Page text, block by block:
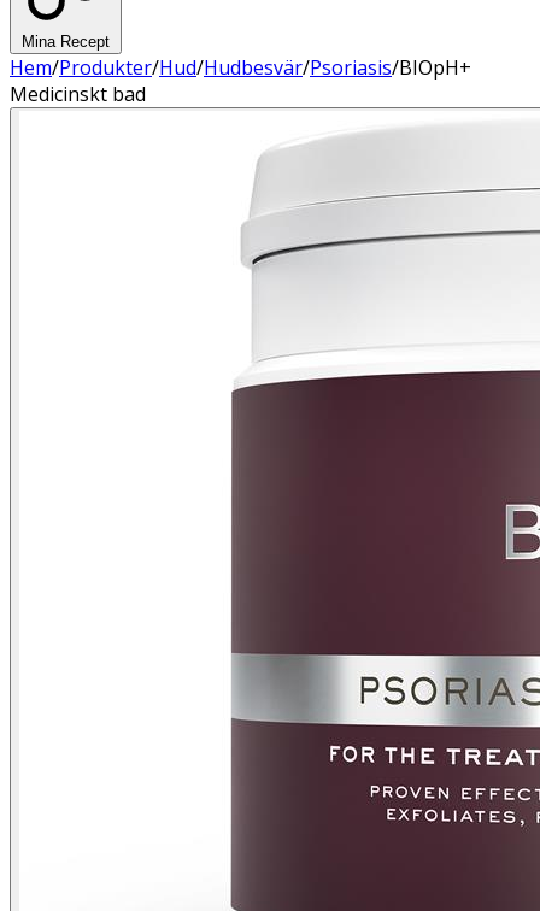
Mina Recept
Hem/Produkter/Hud/Hudbesvär/Psoriasis/BIOpH+
Medicinskt bad